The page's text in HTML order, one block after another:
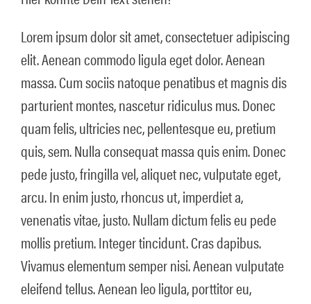
Lorem ipsum dolor sit amet, consectetuer adipiscing
elit. Aenean commodo ligula eget dolor. Aenean
massa. Cum sociis natoque penatibus et magnis dis
parturient montes, nascetur ridiculus mus. Donec
quam felis, ultricies nec, pellentesque eu, pretium
quis, sem. Nulla consequat massa quis enim. Donec
pede justo, fringilla vel, aliquet nec, vulputate eget,
arcu. In enim justo, rhoncus ut, imperdiet a,
venenatis vitae, justo. Nullam dictum felis eu pede
mollis pretium. Integer tincidunt. Cras dapibus.
Vivamus elementum semper nisi. Aenean vulputate
eleifend tellus. Aenean leo ligula, porttitor eu,